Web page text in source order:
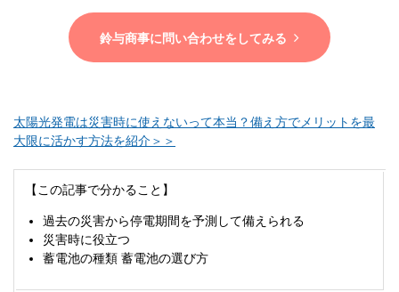
鈴与商事に問い合わせをしてみる
太陽光発電は災害時に使えないって本当？備え方でメリットを最
大限に活かす方法を紹介＞＞
【この記事で分かること】
過去の災害から停電期間を予測して備えられる
災害時に役立つ
蓄電池の種類 蓄電池の選び方